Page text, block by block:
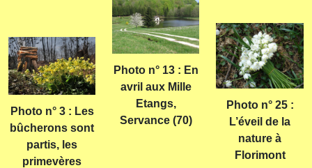
Photo n° 3 : Les
bûcherons sont
partis, les
primevères
Photo n° 13 : En
avril aux Mille
Etangs,
Servance (70)
Photo n° 25 :
L’éveil de la
nature à
Florimont